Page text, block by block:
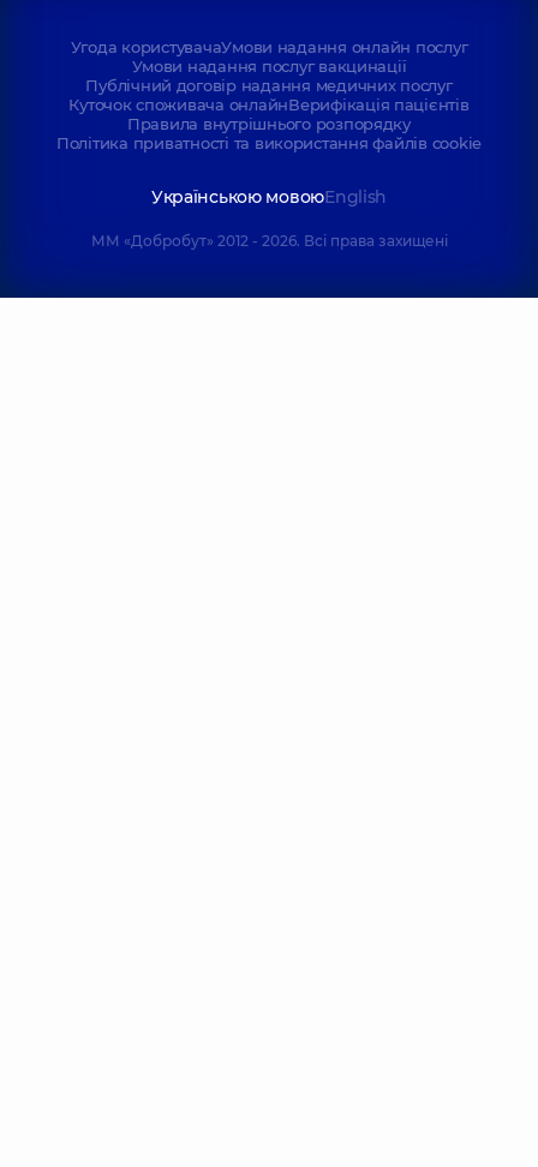
Угода користувачаУмови надання онлайн послуг
Умови надання послуг вакцинації
Публічний договір надання медичних послуг
Куточок споживача онлайнВерифікація пацієнтів
Правила внутрішнього розпорядку
Політика приватності та використання файлів cookie
Українською мовоюEnglish
ММ «Добробут» 2012 - 2026. Всі права захищені